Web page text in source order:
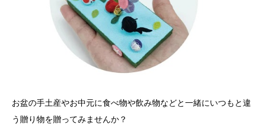
お盆の手土産やお中元に食べ物や飲み物などと一緒にいつもと違
う贈り物を贈ってみませんか？